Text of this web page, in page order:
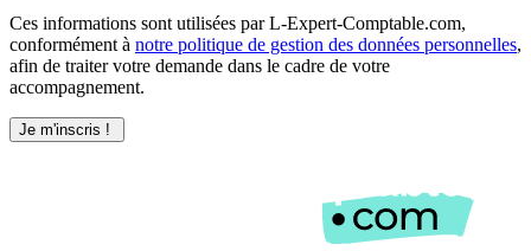
Ces informations sont utilisées par L-Expert-Comptable.com,
conformément à notre politique de gestion des données personnelles,
afin de traiter votre demande dans le cadre de votre
accompagnement.